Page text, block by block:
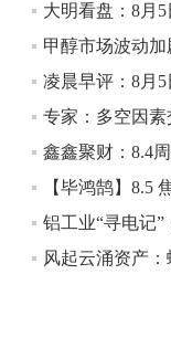
10:43
【行情】油脂
2.5%，棕榈油
10:17
【研报精选】
油期货走势预
大明看盘：8月
凌晨早评：8月
专家：多空因
鑫鑫聚财：8.4
【毕鸿鹄】8.5